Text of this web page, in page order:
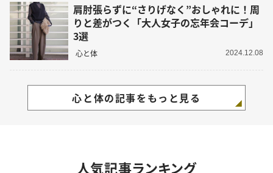
肩肘張らずに“さりげなく”おしゃれに！周
りと差がつく「大人女子の忘年会コーデ」
3選
心と体 2024.12.08
心と体の記事をもっと見る
人気記事ランキング